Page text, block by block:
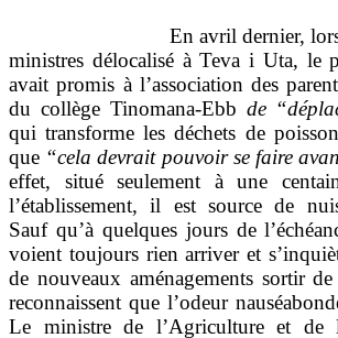
En avril dernier,
ministres délocalisé à Teva i Uta, le
avait promis à l’association des
du collège Tinomana-Ebb de
qui transforme les déchets de
que “cela devrait pouvoir se faire
effet, situé seulement à une
l’établissement, il est source de
Sauf qu’à quelques jours de
voient toujours rien arriver et
de nouveaux aménagements sortir
reconnaissent que l’odeur
Le ministre de l’Agriculture et de